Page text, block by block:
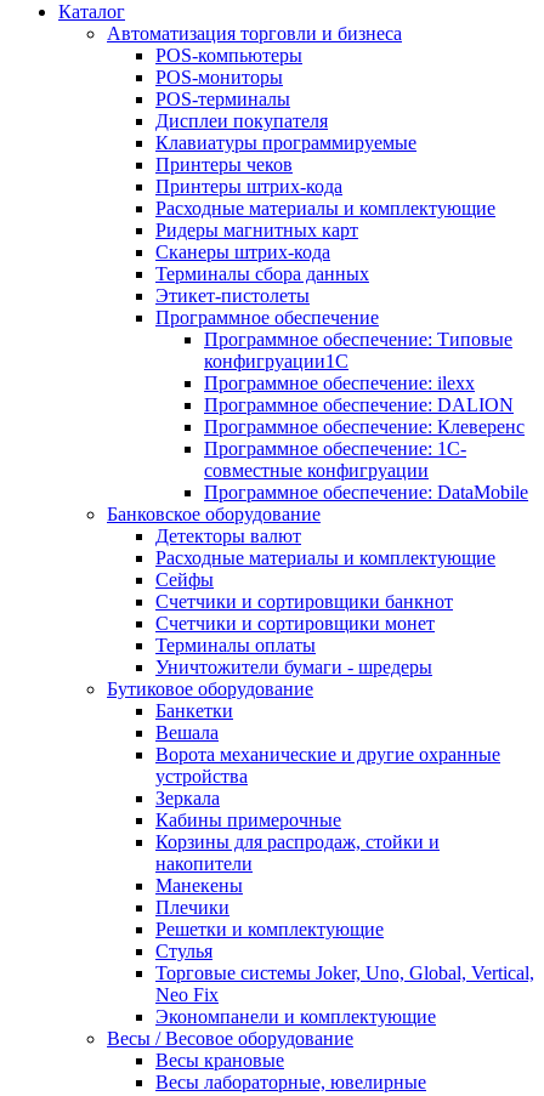
Каталог
Автоматизация торговли и бизнеса
POS-компьютеры
POS-мониторы
POS-терминалы
Дисплеи покупателя
Клавиатуры программируемые
Принтеры чеков
Принтеры штрих-кода
Расходные материалы и комплектующие
Ридеры магнитных карт
Сканеры штрих-кода
Терминалы сбора данных
Этикет-пистолеты
Программное обеспечение
Программное обеспечение: Типовые
конфигруации1С
Программное обеспечение: ilexx
Программное обеспечение: DALION
Программное обеспечение: Клеверенс
Программное обеспечение: 1С-
совместные конфигруации
Программное обеспечение: DataMobile
Банковское оборудование
Детекторы валют
Расходные материалы и комплектующие
Сейфы
Счетчики и сортировщики банкнот
Счетчики и сортировщики монет
Терминалы оплаты
Уничтожители бумаги - шредеры
Бутиковое оборудование
Банкетки
Вешала
Ворота механические и другие охранные
устройства
Зеркала
Кабины примерочные
Корзины для распродаж, стойки и
накопители
Манекены
Плечики
Решетки и комплектующие
Стулья
Торговые системы Joker, Uno, Global, Vertical,
Neo Fix
Экономпанели и комплектующие
Весы / Весовое оборудование
Весы крановые
Весы лабораторные, ювелирные